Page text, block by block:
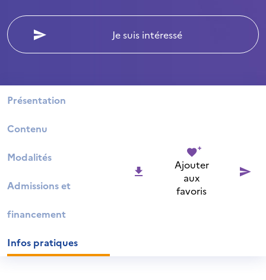
Je suis intéressé
Présentation
Contenu
Modalités
Admissions et
financement
Infos pratiques
Ajouter
aux
favoris